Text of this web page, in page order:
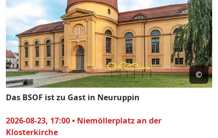
©
Das BSOF ist zu Gast in Neuruppin
2026-08-23, 17:00 • Niemöllerplatz an der
Klosterkirche